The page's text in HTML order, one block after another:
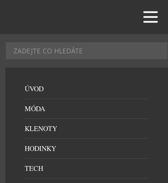
ÚVOD
MÓDA
KLENOTY
HODINKY
TECH